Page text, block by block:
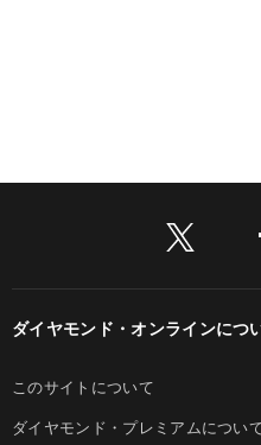
ダイヤモンド・オンラインにつ
このサイトについて
ダイヤモンド・プレミアムについ